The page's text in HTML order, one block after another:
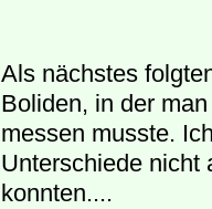
Als nächstes
Boliden, in der
messen musste.
Unterschiede nicht
konnten....